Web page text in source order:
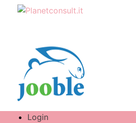
Login